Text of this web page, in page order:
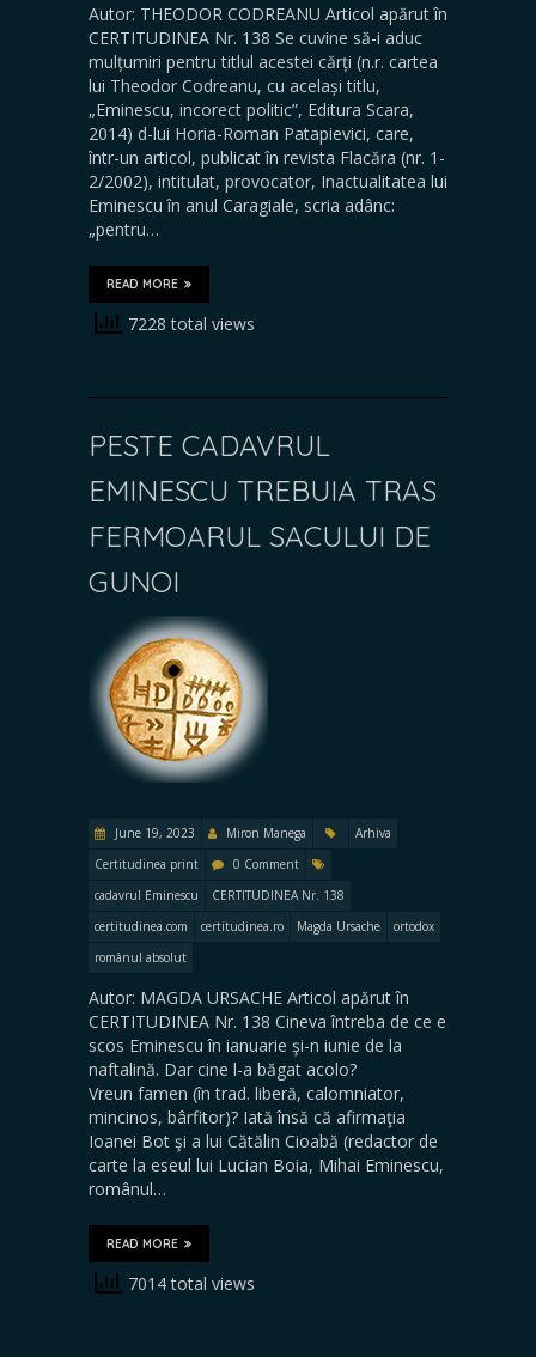
Autor: THEODOR CODREANU Articol apărut în
CERTITUDINEA Nr. 138 Se cuvine să-i aduc
mulțumiri pentru titlul acestei cărți (n.r. cartea
lui Theodor Codreanu, cu același titlu,
„Eminescu, incorect politic”, Editura Scara,
2014) d-lui Horia-Roman Patapievici, care,
într-un articol, publicat în revista Flacăra (nr. 1-
2/2002), intitulat, provocator, Inactualitatea lui
Eminescu în anul Caragiale, scria adânc:
„pentru…
READ MORE
7228 total views
PESTE CADAVRUL
EMINESCU TREBUIA TRAS
FERMOARUL SACULUI DE
GUNOI
June 19, 2023 Miron Manega
Arhiva
Certitudinea print
0 Comment
cadavrul Eminescu
CERTITUDINEA Nr. 138
certitudinea.com
certitudinea.ro Magda Ursache
ortodox
românul absolut
Autor: MAGDA URSACHE Articol apărut în
CERTITUDINEA Nr. 138 Cineva întreba de ce e
scos Eminescu în ianuarie şi-n iunie de la
naftalină. Dar cine l-a băgat acolo?
Vreun famen (în trad. liberă, calomniator,
mincinos, bârfitor)? Iată însă că afirmaţia
Ioanei Bot şi a lui Cătălin Cioabă (redactor de
carte la eseul lui Lucian Boia, Mihai Eminescu,
românul…
READ MORE
7014 total views